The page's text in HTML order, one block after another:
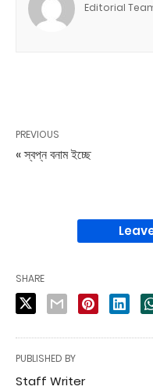
Editorial
PREVIOUS
« স্বপ্ন বনাম ইচ্ছে
SHARE
PUBLISHED BY
Staff Writer